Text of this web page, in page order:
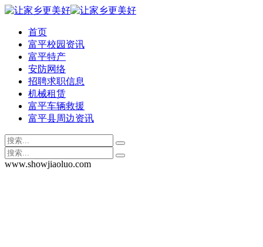
首页
富平校园资讯
富平特产
安防网络
招聘求职信息
机械租赁
富平车辆救援
富平县周边资讯
www.showjiaoluo.com